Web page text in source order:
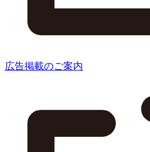
広告掲載のご案内